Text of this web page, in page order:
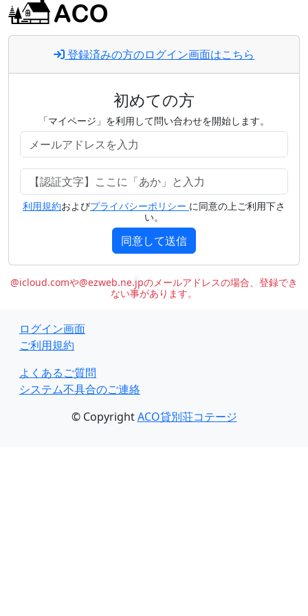
登録済みの方のログイン画面はこちら
初めての方
「マイページ」を利用して問い合わせを開始します。
利用規約およびプライバシーポリシー に同意の上ご利用下さ
い。
同意して送信
@icloud.comや@ezweb.ne.jpのメールアドレスの場合、登録でき
ない事があります。
ログイン画面
ご利用規約
よくあるご質問
システム不具合のご連絡
© CopyrightACO貸別荘コテージ